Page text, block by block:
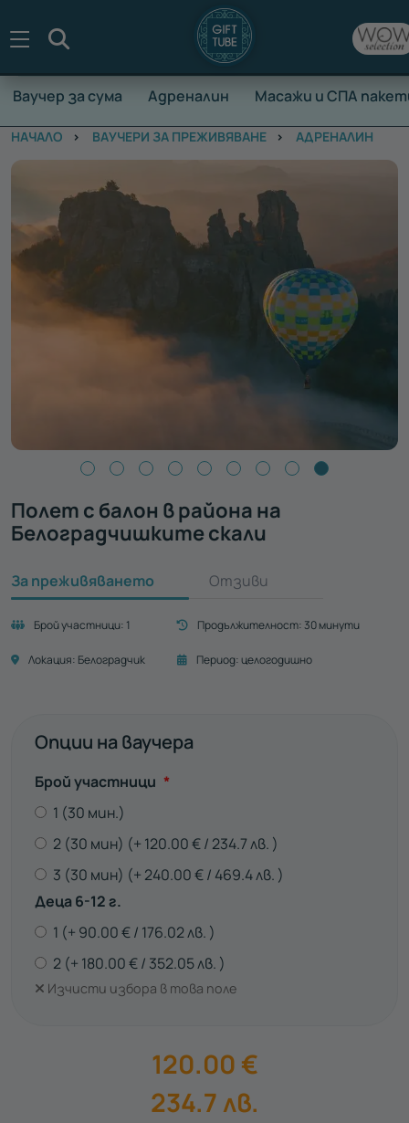
Ваучер за сума Адреналин Масажи и СПА
НАЧАЛО ВАУЧЕРИ ЗА ПРЕЖИВЯВАНЕ АДРЕНАЛИН
Полет с балон в района на
Белоградчишките скали
За преживяването Отзиви
Брой участници: 1 Продължителност:30 минути
Локация: Белоградчик Период:целогодишно
Опции на ваучера
Брой участници Задължително
*
1 (30 мин.)
2 (30 мин)
120.00€ 234.7лв.
3 (30 мин)
240.00€ 469.4лв.
Деца 6-12 г.
1
90.00€ 176.02лв.
2
180.00€ 352.05лв.
Изчисти избора в това поле
120.00 €
234.7лв.